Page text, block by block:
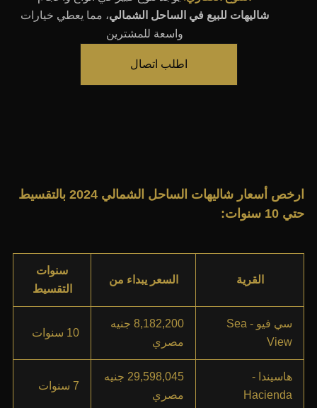
شاليهات للبيع في الساحل الشمالي، مما يعطي خيارات
واسعة للمشترين
اطلب اتصال
ارخص أسعار شاليهات الساحل الشمالي 2024 بالتقسيط
حتي 10 سنوات:
القرية السعر يبداء من
سنوات
التقسيط
سي فيو - Sea
View
8,182,200 جنيه
مصري
10 سنوات
هاسيندا -
Hacienda
29,598,045 جنيه
مصري
7 سنوات